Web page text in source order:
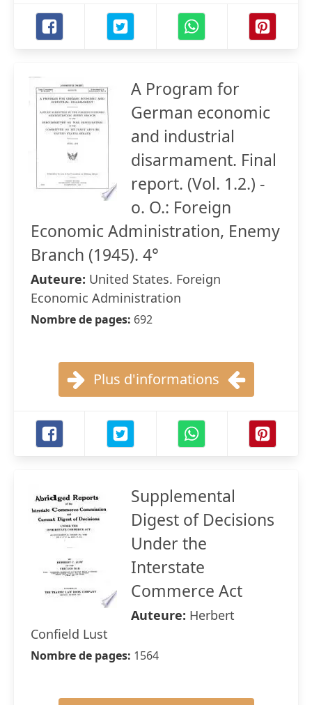
A Program for
German economic
and industrial
disarmament. Final
report. (Vol. 1.2.) -
o. O.: Foreign
Economic Administration, Enemy
Branch (1945). 4°
Auteure: United States. Foreign
Economic Administration
Nombre de pages: 692
Plus d'informations
Supplemental
Digest of Decisions
Under the
Interstate
Commerce Act
Auteure: Herbert
Confield Lust
Nombre de pages: 1564